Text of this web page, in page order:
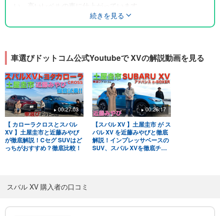
高いレベルの車に仕上がっています
続きを見る
車選びドットコム公式Youtubeで XVの解説動画を見る
00:27:03
【 カローラクロスとスバル
XV 】土屋圭市と近藤みやび
が徹底解説！Cセグ SUVはど
っちがおすすめ？徹底比較！
00:26:17
【スバル XV 】土屋圭市 が ス
バル XV を近藤みやびと徹底
解説！インプレッサベースの
SUV、スバル XVを徹底チェ
スバル XV 購入者の口コミ